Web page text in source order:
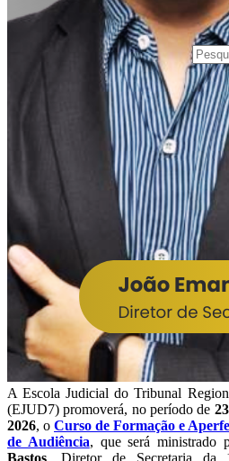
A Escola Judicial do Tribunal
(EJUD7) promoverá, no período de
2026, o Curso de Formação e
de Audiência, que será ministrado
Bastos , Diretor de Secretaria da